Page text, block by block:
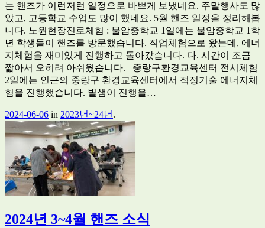
는 핸즈가 이런저런 일정으로 바쁘게 보냈네요. 주말행사도 많
았고, 고등학교 수업도 많이 했네요. 5월 핸즈 일정을 정리해봅
니다. 노원현장진로체험 : 불암중학교 1일에는 불암중학교 1학
년 학생들이 핸즈를 방문했습니다. 직업체험으로 왔는데, 에너
지체험을 재미있게 진행하고 돌아갔습니다. 다. 시간이 조금
짧아서 오히려 아쉬웠습니다. 중랑구환경교육센터 전시체험
2일에는 인근의 중랑구 환경교육센터에서 적정기술 에너지체
험을 진행했습니다. 별샘이 진행을…
2024-06-06 in 2023년~24년 .
2024년 3~4월 핸즈 소식